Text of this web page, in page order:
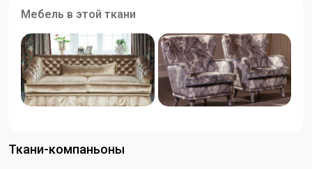
Мебель в этой ткани
Ткани-компаньоны